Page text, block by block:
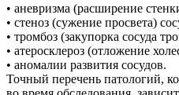
• аневризма (расширение
• стеноз (сужение просвета)
• тромбоз (закупорка сосуда
• атеросклероз (отложение
• аномалии развития сосудов.
Точный перечень патологий,